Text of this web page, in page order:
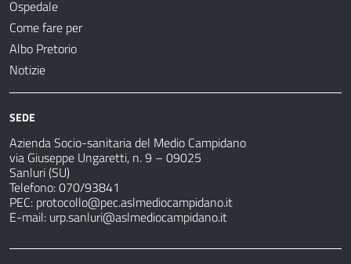
Ospedale
Come fare per
Albo Pretorio
Notizie
SEDE
Azienda Socio-sanitaria del Medio Campidano
via Giuseppe Ungaretti, n. 9 – 09025
Sanluri (SU)
Telefono: 070/93841
PEC: protocollo@pec.aslmediocampidano.it
E-mail: urp.sanluri@aslmediocampidano.it